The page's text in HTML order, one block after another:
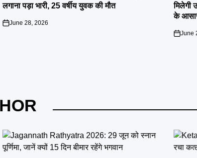
लगाना पड़ा भारी, 25 वर्षीय युवक की मौत
on
June 28, 2026
मिलेगी
के
on
June